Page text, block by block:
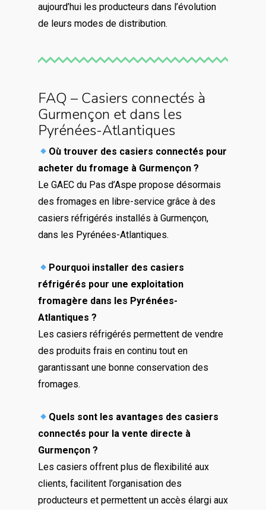
aujourd’hui les producteurs dans l’évolution
de leurs modes de distribution.
FAQ – Casiers connectés à
Gurmençon et dans les
Pyrénées-Atlantiques
Où trouver des casiers connectés pour
acheter du fromage à Gurmençon ?
Le GAEC du Pas d’Aspe propose désormais
des fromages en libre-service grâce à des
casiers réfrigérés installés à Gurmençon,
dans les Pyrénées-Atlantiques.
Pourquoi installer des casiers
réfrigérés pour une exploitation
fromagère dans les Pyrénées-
Atlantiques ?
Les casiers réfrigérés permettent de vendre
des produits frais en continu tout en
garantissant une bonne conservation des
fromages.
Quels sont les avantages des casiers
connectés pour la vente directe à
Gurmençon ?
Les casiers offrent plus de flexibilité aux
clients, facilitent l’organisation des
producteurs et permettent un accès élargi aux